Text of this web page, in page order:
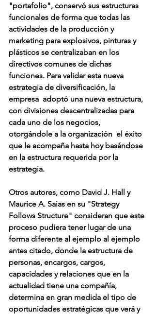
"portafolio", conservó sus estructuras
funcionales de forma que todas las
actividades de la producción y
marketing para explosivos, pinturas y
plásticos se centralizaban en los
directivos comunes de dichas
funciones. Para validar esta nueva
estrategia de diversificación, la
empresa  adoptó una nueva estructura,
con divisiones descentralizadas para
cada uno de los negocios,
otorgándole a la organización  el éxito
que le acompaña hasta hoy basándose
en la estructura requerida por la
estrategia.
Otros autores, como David J. Hall y
Maurice A. Saias en su "Strategy
Follows Structure" consideran que este
proceso pudiera tener lugar de una
forma diferente al ejemplo al ejemplo
antes citado, donde la estructura de
personas, encargos, cargos,
capacidades y relaciones que en la
actualidad tiene una compañía,
determina en gran medida el tipo de
oportunidades estratégicas que verá y